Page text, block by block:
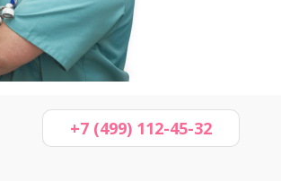
+7 (499) 112-45-32